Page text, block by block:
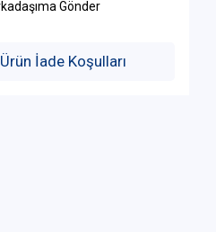
Ürün İade Koşulları